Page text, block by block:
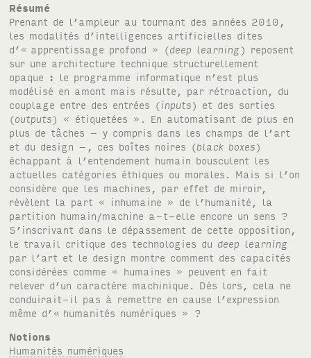
Résumé
Prenant de l’ampleur au tournant des années 2010,
les modalités d’intelligences artificielles dites
d’« apprentissage profond » (deep learning ) reposent
sur une architecture technique structurellement
opaque : le programme informatique n’est plus
modélisé en amont mais résulte, par rétroaction, du
couplage entre des entrées (inputs) et des sorties
(outputs) « étiquetées ». En automatisant de plus en
plus de tâches – y compris dans les champs de l’art
et du design –, ces boîtes noires (black boxes)
échappant à l’entendement humain bousculent les
actuelles catégories éthiques ou morales. Mais si l’on
considère que les machines, par effet de miroir,
révèlent la part « inhumaine » de l’humanité, la
partition humain/machine a-t-elle encore un sens ?
S’inscrivant dans le dépassement de cette opposition,
le travail critique des technologies du deep learning
par l’art et le design montre comment des capacités
considérées comme « humaines » peuvent en fait
relever d’un caractère machinique. Dès lors, cela ne
conduirait-il pas à remettre en cause l’expression
même d’« humanités numériques » ?
Notions
Humanités numériques